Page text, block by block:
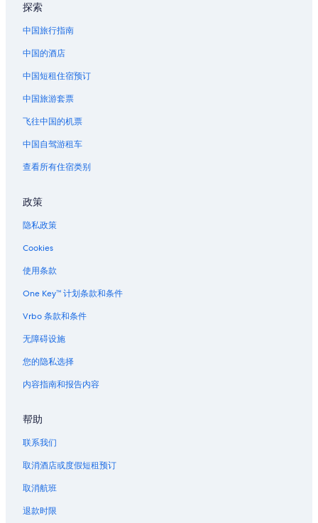
探索
中国旅行指南
中国的酒店
中国短租住宿预订
中国旅游套票
飞往中国的机票
中国自驾游租车
查看所有住宿类别
政策
隐私政策
Cookies
使用条款
One Key™ 计划条款和条件
Vrbo 条款和条件
无障碍设施
您的隐私选择
内容指南和报告内容
帮助
联系我们
取消酒店或度假短租预订
取消航班
退款时限